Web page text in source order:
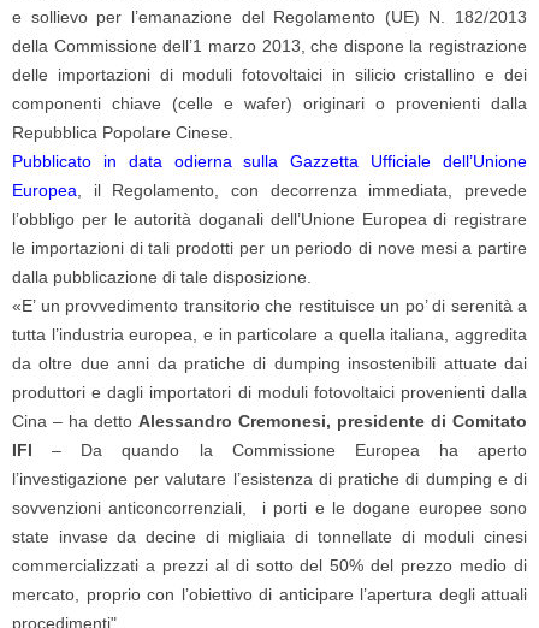
e sollievo per l’emanazione del Regolamento (UE) N. 182/2013
della Commissione dell’1 marzo 2013, che dispone la registrazione
delle importazioni di moduli fotovoltaici in silicio cristallino e dei
componenti chiave (celle e wafer) originari o provenienti dalla
Repubblica Popolare Cinese.
Pubblicato in data odierna sulla Gazzetta Ufficiale dell’Unione
Europea , il Regolamento, con decorrenza immediata, prevede
l’obbligo per le autorità doganali dell’Unione Europea di registrare
le importazioni di tali prodotti per un periodo di nove mesi a partire
dalla pubblicazione di tale disposizione.
«E’ un provvedimento transitorio che restituisce un po’ di serenità a
tutta l’industria europea, e in particolare a quella italiana, aggredita
da oltre due anni da pratiche di dumping insostenibili attuate dai
produttori e dagli importatori di moduli fotovoltaici provenienti dalla
Cina – ha detto Alessandro Cremonesi, presidente di Comitato
IFI – Da quando la Commissione Europea ha aperto
l’investigazione per valutare l’esistenza di pratiche di dumping e di
sovvenzioni anticoncorrenziali, i porti e le dogane europee sono
state invase da decine di migliaia di tonnellate di moduli cinesi
commercializzati a prezzi al di sotto del 50% del prezzo medio di
mercato, proprio con l’obiettivo di anticipare l’apertura degli attuali
procedimenti".